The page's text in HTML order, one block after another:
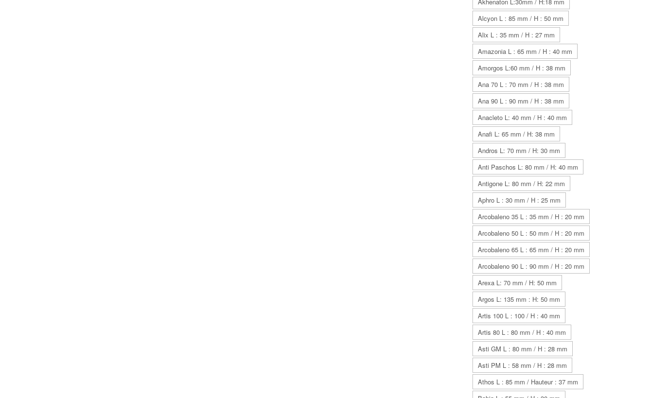
Alcyon L : 85 mm / H : 50 mm
Alix L : 35 mm / H : 27 mm
Amazonia L : 65 mm / H : 40 mm
Amorgos L:60 mm / H : 38 mm
Ana 70 L : 70 mm / H : 38 mm
Ana 90 L : 90 mm / H : 38 mm
Anacleto L: 40 mm / H : 40 mm
Anafi L: 65 mm / H: 38 mm
Andros L: 70 mm / H: 30 mm
Anti Paschos L: 80 mm / H: 40 mm
Antigone L: 80 mm / H: 22 mm
Aphro L : 30 mm / H : 25 mm
Arcobaleno 35 L : 35 mm / H : 20 mm
Arcobaleno 50 L : 50 mm / H : 20 mm
Arcobaleno 65 L : 65 mm / H : 20 mm
Arcobaleno 90 L : 90 mm / H : 20 mm
Arexa L: 70 mm / H: 50 mm
Argos L: 135 mm : H: 50 mm
Artis 100 L : 100 / H : 40 mm
Artis 80 L : 80 mm / H : 40 mm
Asti GM L : 80 mm / H : 28 mm
Asti PM L : 58 mm / H : 28 mm
Athos L : 85 mm / Hauteur : 37 mm